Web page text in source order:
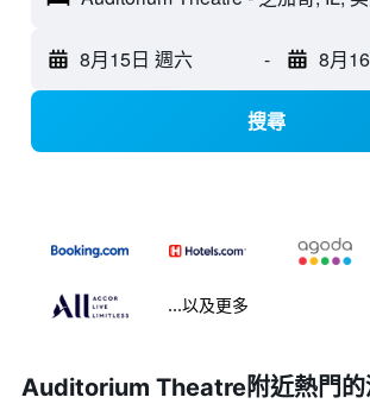
8月15日 週六 - 8月
搜尋
...以及更多
Auditorium Theatre附近熱門的